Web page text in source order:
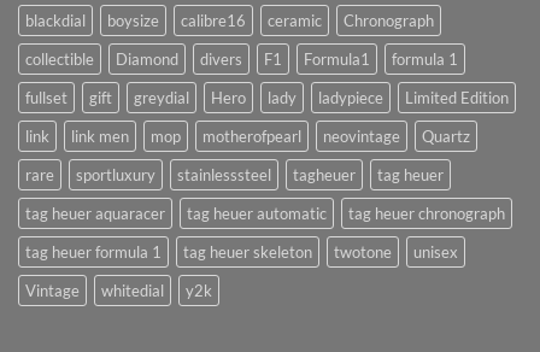
blackdial
boysize calibre16 ceramic
Chronograph
collectible
Diamond divers F1 Formula1
formula 1
fullset
gift greydial Hero lady ladypiece
Limited Edition
link
link men mop motherofpearl neovintage
Quartz
rare
sportluxury stainlesssteel tagheuer
tag heuer
tag heuer aquaracer
tag heuer automatic
tag heuer chronograph
tag heuer formula 1
tag heuer skeleton twotone
unisex
Vintage
whitedial y2k